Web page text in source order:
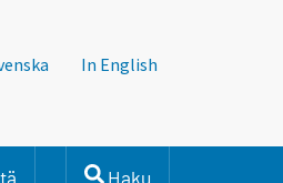
In English
Haku